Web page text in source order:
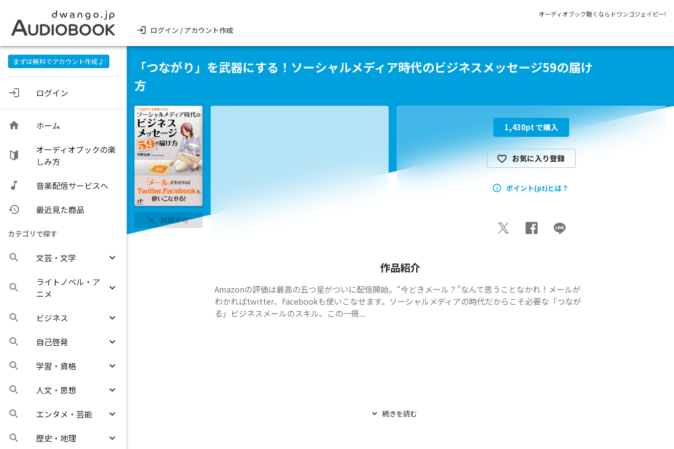
オーディオブック聴くならドワンゴジェイピー!
ログイン / アカウント作成
まずは無料でアカウント作成♪
ログイン
ホーム
オーディオブックの楽
しみ方
音楽配信サービスへ
最近見た商品
カテゴリで探す
文芸・文学
ライトノベル・ア
ニメ
ビジネス
自己啓発
学習・資格
人文・思想
エンタメ・芸能
歴史・地理
「つながり」を武器にする！ソーシャルメディア時代のビジネスメッセージ59の届け
方
試聴不可
1,430pt で購入
お気に入り登録
ポイント(pt)とは？
作品紹介
Amazonの評価は最高の五つ星がついに配信開始。“今どきメール？”なんて思うことなかれ！メールが
わかればtwitter、Facebookも使いこなせます。ソーシャルメディアの時代だからこそ必要な「つなが
る」ビジネスメールのスキル。この一冊...
続きを読む